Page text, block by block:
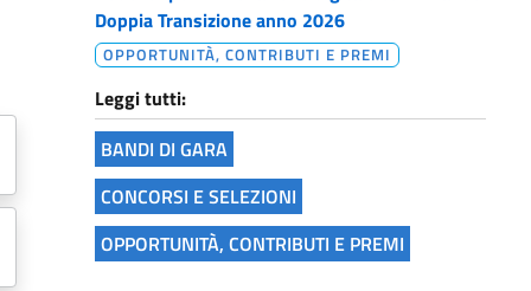
Doppia Transizione anno 2026
OPPORTUNITÀ, CONTRIBUTI E PREMI
Leggi tutti:
BANDI DI GARA
CONCORSI E SELEZIONI
OPPORTUNITÀ, CONTRIBUTI E PREMI